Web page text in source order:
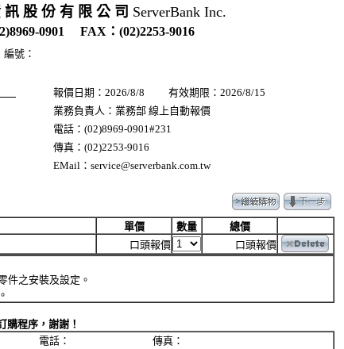
訊 股 份 有 限 公 司 ServerBank Inc.
0901 FAX：(02)2253-9016
編號：
報價日期：2026/8/8 有效期限：2026/8/15
業務負責人：業務部 線上自動報價
電話：(02)8969-0901#231
傳真：(02)2253-9016
EMail：service@serverbank.com.tw
單價 數量
總價
口頭報價
口頭報價
件之安裝及設定。
購程序，謝謝！
電話： 傳真：